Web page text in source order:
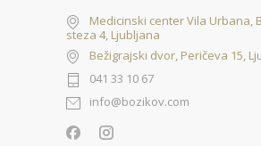
Medicinski center Vila Urbana,
steza 4, Ljubljana
Bežigrajski dvor, Peričeva 15,
041 33 10 67
info@bozikov.com